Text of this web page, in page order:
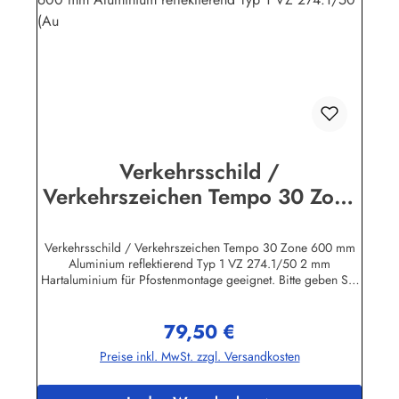
Verkehrsschild /
Verkehrszeichen Tempo 30 Zone
Typ 1 VZ 274.1/50 (Au
Verkehrsschild / Verkehrszeichen Tempo 30 Zone 600 mm
Aluminium reflektierend Typ 1 VZ 274.1/50 2 mm
Hartaluminium für Pfostenmontage geeignet. Bitte geben Sie
individueller Beschriftung nach Kundenwunsch sind in
verschiedenen Größen lieferbar! Wir führen ausschließlich
beste Qualität "Made in Germany". Bitte beachten Sie beim
Bestimmungen der StVO, also vollreflektierend Typ I mit RAL-
Regulärer Preis:
79,50 €
Preise inkl. MwSt. zzgl. Versandkosten